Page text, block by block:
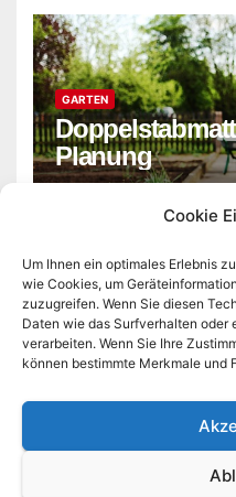
Cookie
Um Ihnen ein optimales Erlebnis
wie Cookies, um
zuzugreifen. Wenn Sie diesen
Daten wie das Surfverhalten oder
verarbeiten. Wenn Sie Ihre
können bestimmte Merkmale
GARTEN
Planung
Stolz präsentiert von